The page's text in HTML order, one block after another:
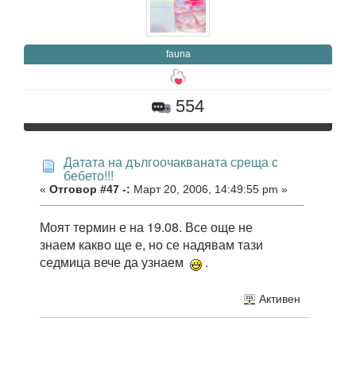
fauna
554
Датата на дългоочакваната среща с
бебето!!!
« Отговор #47 -: Март 20, 2006, 14:49:55 pm »
Моят термин е на 19.08. Все още не
знаем какво ще е, но се надявам тази
седмица вече да узнаем
.
Активен